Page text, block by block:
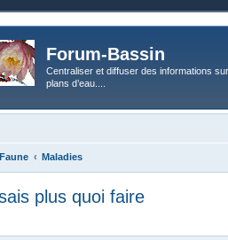
Forum-Bassin
Centraliser et diffuser des informations
plans d’eau....
Faune Maladies
plus quoi faire